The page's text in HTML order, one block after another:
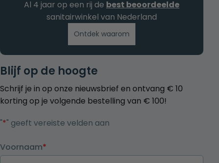
Blijf op de hoogte
Schrijf je in op onze nieuwsbrief en ontvang € 10
korting op je volgende bestelling van € 100!
"*" geeft vereiste velden aan
Voornaam*
Al 4 jaar op een rij de best beoordeelde
sanitairwinkel van Nederland
Ontdek waarom